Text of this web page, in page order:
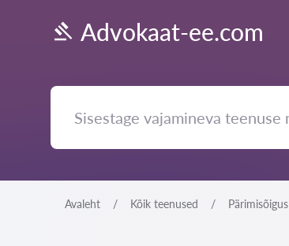
Advokaat-ee.com
Avaleht Kõik teenused Pärimisõigus